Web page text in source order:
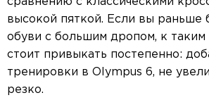
высокой пяткой. Если вы раньше
обуви с большим дропом, к
стоит привыкать постепенно:
тренировки в Olympus 6, не
резко.